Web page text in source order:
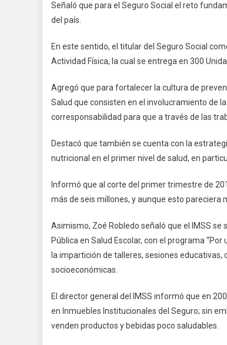
Señaló que para el Seguro Social el reto
del país.
En este sentido, el titular del Seguro Social
Actividad Física, la cual se entrega en 300
Agregó que para fortalecer la cultura de
Salud que consisten en el involucramiento de
corresponsabilidad para que a través de las
Destacó que también se cuenta con la
nutricional en el primer nivel de salud, en
Informó que al corte del primer trimestre de
más de seis millones, y aunque esto pareciera
Asimismo, Zoé Robledo señaló que el IMSS
Pública en Salud Escolar, con el programa
la impartición de talleres, sesiones
socioeconómicas.
El director general del IMSS informó que en
en Inmuebles Institucionales del Seguro; sin
venden productos y bebidas poco saludables.